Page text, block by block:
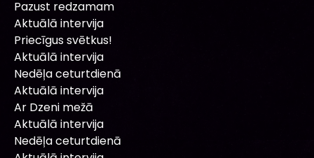
Pazust redzamam
Aktuālā intervija
Priecīgus svētkus!
Aktuālā intervija
Nedēļa ceturtdienā
Aktuālā intervija
Ar Dzeni mežā
Aktuālā intervija
Nedēļa ceturtdienā